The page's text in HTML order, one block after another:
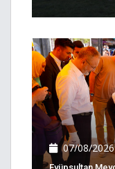
07/08/2026